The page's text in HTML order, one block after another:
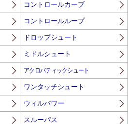
コントロールカーブ
コントロールループ
ドロップシュート
ミドルシュート
アクロバティックシュート
ワンタッチシュート
ウィルパワー
スルーパス